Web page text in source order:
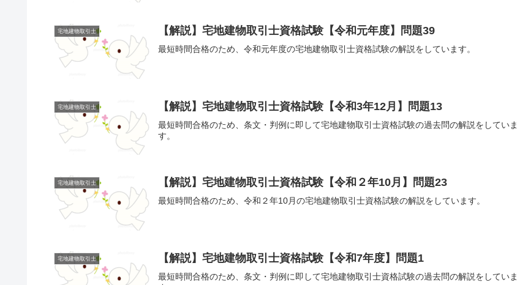
宅地建物取引士 【解説】宅地建物取引士資格試験【令和元年度】問題39
最短時間合格のため、令和元年度の宅地建物取引士資格試験の解説をしています。
宅地建物取引士 【解説】宅地建物取引士資格試験【令和3年12月】問題13
最短時間合格のため、条文・判例に即して宅地建物取引士資格試験の過去問の解説をしていま
す。
宅地建物取引士 【解説】宅地建物取引士資格試験【令和２年10月】問題23
最短時間合格のため、令和２年10月の宅地建物取引士資格試験の解説をしています。
宅地建物取引士 【解説】宅地建物取引士資格試験【令和7年度】問題1
最短時間合格のため、条文・判例に即して宅地建物取引士資格試験の過去問の解説をしていま